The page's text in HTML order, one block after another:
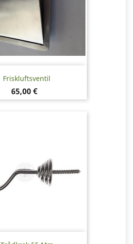
Friskluftsventil
Pris
65,00 €